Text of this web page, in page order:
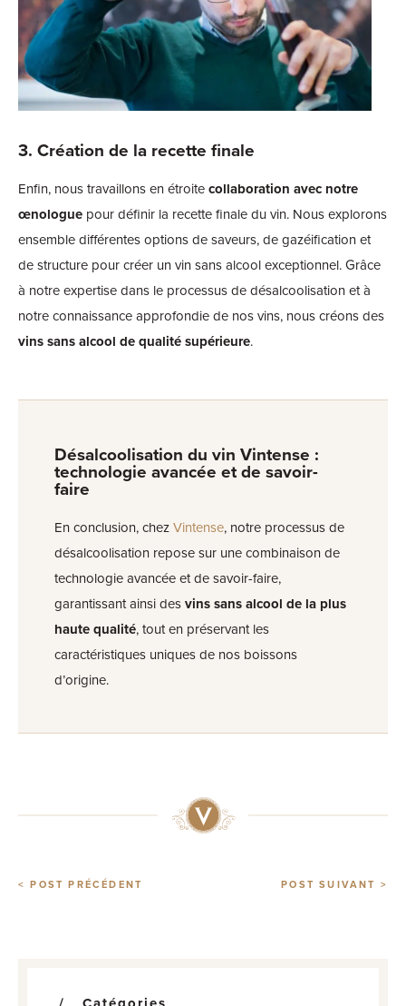
3. Création de la recette finale
Enfin, nous travaillons en étroitecollaboration avec notre
œnologue pour définir la recette finale du vin. Nous explorons
ensemble différentes options de saveurs, de gazéification et
de structure pour créer un vin sans alcool exceptionnel. Grâce
à notre expertise dans le processus de désalcoolisation et à
notre connaissance approfondie de nos vins, nous créons des
vins sans alcool de qualité supérieure.
Désalcoolisation du vin Vintense :
technologie avancée et de savoir-
faire
En conclusion, chezVintense, notre processus de
désalcoolisation repose sur une combinaison de
technologie avancée et de savoir-faire,
garantissant ainsi desvins sans alcool de la plus
haute qualité, tout en préservant les
caractéristiques uniques de nos boissons
d’origine.
< POST PRÉCÉDENT POST SUIVANT >